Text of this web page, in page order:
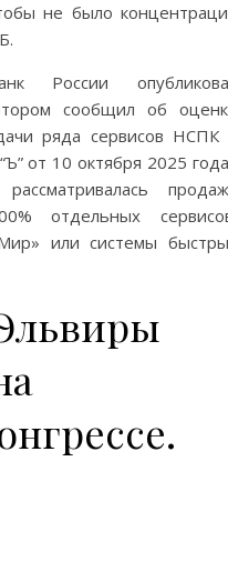
не было
России
сообщил об
ряда сервисов НСПК
от 10 октября 2025
отдельных
или системы